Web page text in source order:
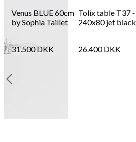
Venus BLUE 60cm
by Sophia Taillet
31.500DKK
Tolix table T37 -
240x80 jet black
26.400DKK